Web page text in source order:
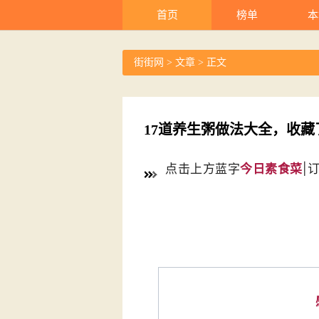
首页 榜单
街街网 > 文章 > 正文
17道养生粥做法大全，收
点击上方蓝字今日素食菜 |